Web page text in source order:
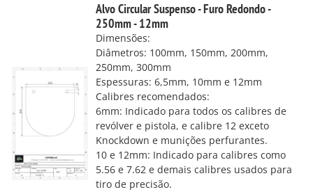
Alvo Circular Suspenso - Furo Redondo -
250mm - 12mm
Dimensões:
Diâmetros: 100mm, 150mm, 200mm,
250mm, 300mm
Espessuras: 6,5mm, 10mm e 12mm
Calibres recomendados:
6mm: Indicado para todos os calibres de
revólver e pistola, e calibre 12 exceto
Knockdown e munições perfurantes.
10 e 12mm: Indicado para calibres como
5.56 e 7.62 e demais calibres usados para
tiro de precisão.